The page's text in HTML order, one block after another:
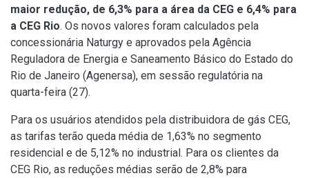
maior redução, de 6,3% para a área da CEG e 6,4% para
a CEG Rio. Os novos valores foram calculados pela
concessionária Naturgy e aprovados pela Agência
Reguladora de Energia e Saneamento Básico do Estado do
Rio de Janeiro (Agenersa), em sessão regulatória na
quarta-feira (27).
Para os usuários atendidos pela distribuidora de gás CEG,
as tarifas terão queda média de 1,63% no segmento
residencial e de 5,12% no industrial. Para os clientes da
CEG Rio, as reduções médias serão de 2,8% para